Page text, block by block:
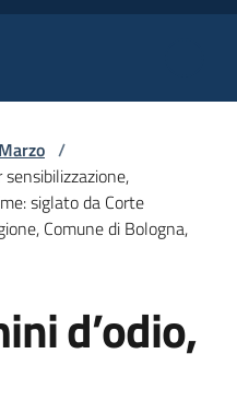
Marzo /
siglato da Corte
Comune di Bologna,
d’odio,